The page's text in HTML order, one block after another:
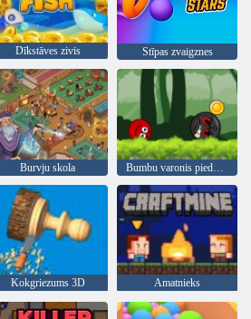
Dīkstāves zivis Stīpas zvaigznes
Burvju skola Bumbu varonis piedzīvojums: sarkans lielība bumbu
Kokgriezums 3D Amatnieks